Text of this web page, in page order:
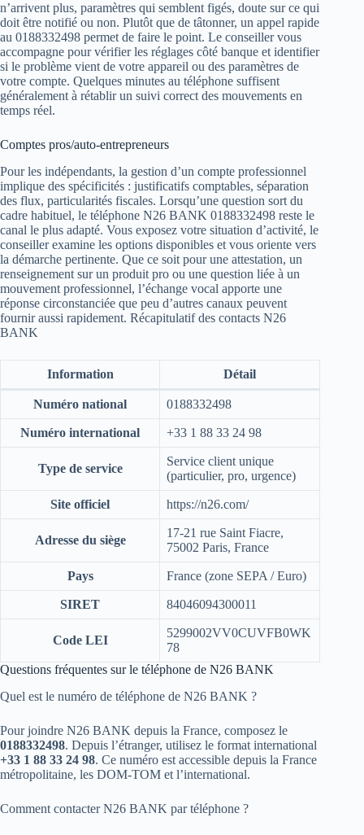
n’arrivent plus, paramètres qui semblent figés, doute sur ce qui
doit être notifié ou non. Plutôt que de tâtonner, un appel rapide
au 0188332498 permet de faire le point. Le conseiller vous
accompagne pour vérifier les réglages côté banque et identifier
si le problème vient de votre appareil ou des paramètres de
votre compte. Quelques minutes au téléphone suffisent
généralement à rétablir un suivi correct des mouvements en
temps réel.
Comptes pros/auto-entrepreneurs
Pour les indépendants, la gestion d’un compte professionnel
implique des spécificités : justificatifs comptables, séparation
des flux, particularités fiscales. Lorsqu’une question sort du
cadre habituel, le téléphone N26 BANK 0188332498 reste le
canal le plus adapté. Vous exposez votre situation d’activité, le
conseiller examine les options disponibles et vous oriente vers
la démarche pertinente. Que ce soit pour une attestation, un
renseignement sur un produit pro ou une question liée à un
mouvement professionnel, l’échange vocal apporte une
réponse circonstanciée que peu d’autres canaux peuvent
fournir aussi rapidement. Récapitulatif des contacts N26
BANK
Information Détail
Numéro national 0188332498
Numéro international +33 1 88 33 24 98
Type de service
Service client unique
(particulier, pro, urgence)
Site officiel https://n26.com/
Adresse du siège
17-21 rue Saint Fiacre,
75002 Paris, France
Pays France (zone SEPA / Euro)
SIRET 84046094300011
Code LEI
5299002VV0CUVFB0WK
78
Questions fréquentes sur le téléphone de N26 BANK
Quel est le numéro de téléphone de N26 BANK ?
Pour joindre N26 BANK depuis la France, composez le
0188332498. Depuis l’étranger, utilisez le format international
+33 1 88 33 24 98. Ce numéro est accessible depuis la France
métropolitaine, les DOM-TOM et l’international.
Comment contacter N26 BANK par téléphone ?